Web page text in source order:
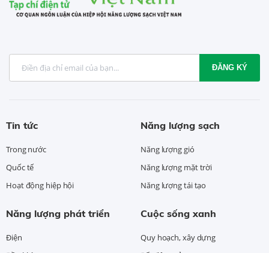
ĐĂNG KÝ
Tin tức
Trong nước
Quốc tế
Hoạt động hiệp hội
Năng lượng sạch
Năng lượng gió
Năng lượng mặt trời
Năng lượng tái tạo
Năng lượng phát triển
Điện
Cuộc sống xanh
Quy hoạch, xây dựng